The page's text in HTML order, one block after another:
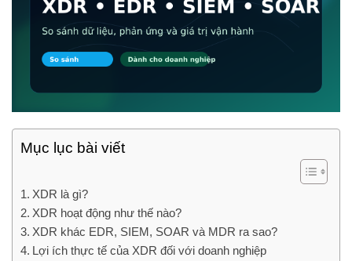
Mục lục bài viết
XDR là gì?
XDR hoạt động như thế nào?
XDR khác EDR, SIEM, SOAR và MDR ra sao?
Lợi ích thực tế của XDR đối với doanh nghiệp